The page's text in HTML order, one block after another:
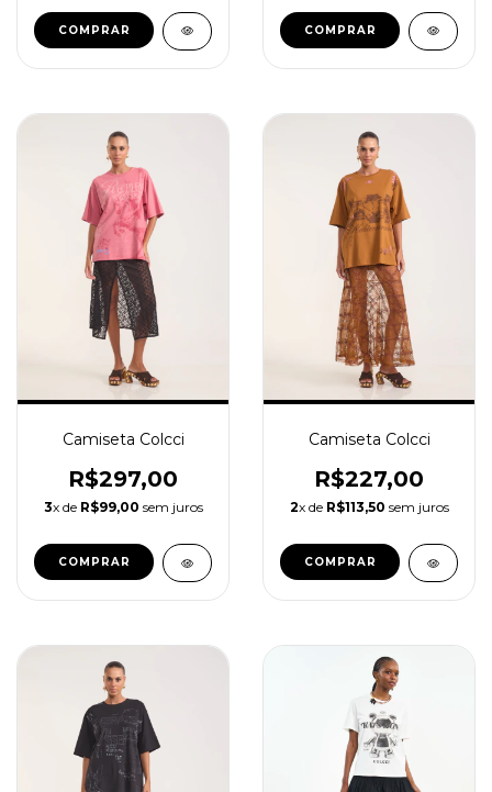
COMPRAR COMPRAR
Camiseta Colcci
R$297,00
3x de R$99,00 sem juros
COMPRAR
Camiseta Colcci
R$227,00
2x de R$113,50 sem juros
COMPRAR